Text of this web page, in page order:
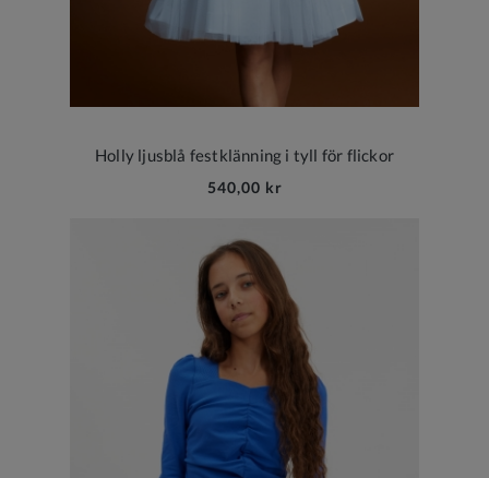
Holly ljusblå festklänning i tyll för flickor
540,00 kr